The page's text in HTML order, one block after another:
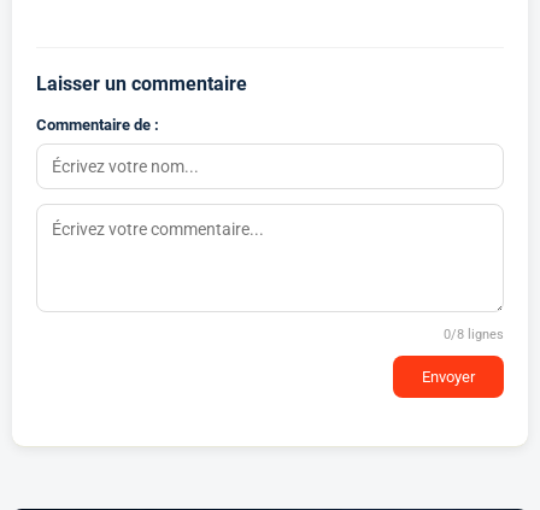
Laisser un commentaire
Commentaire de :
0/8 lignes
Envoyer